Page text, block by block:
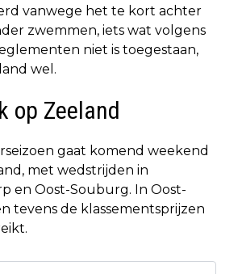
vanwege het te kort achter
zwemmen, iets wat volgens
niet is toegestaan,
wel.
op Zeeland
gaat komend weekend
met wedstrijden in
en Oost-Souburg. In Oost-
tevens de klassementsprijzen